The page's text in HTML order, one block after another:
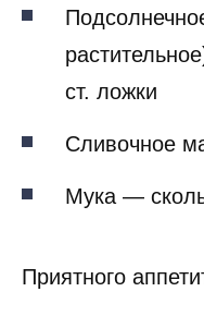
ст. ложки
Сливочное
Мука —
Приятного